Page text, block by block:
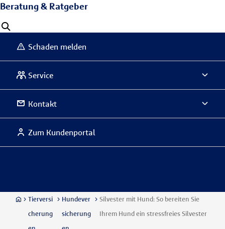
Beratung & Ratgeber
Schaden melden
Service
Kontakt
Zum Kundenportal
Tierversi
cherung
Hundever
sicherung
Silvester mit Hund: So bereiten Sie
Ihrem Hund ein stressfreies Silvester